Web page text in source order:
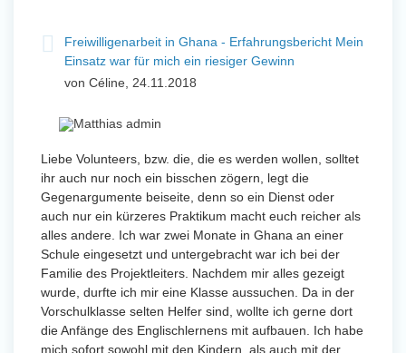
Freiwilligenarbeit in Ghana - Erfahrungsbericht Mein
Einsatz war für mich ein riesiger Gewinn
von Céline, 24.11.2018
Liebe Volunteers, bzw. die, die es werden wollen, solltet
ihr auch nur noch ein bisschen zögern, legt die
Gegenargumente beiseite, denn so ein Dienst oder
auch nur ein kürzeres Praktikum macht euch reicher als
alles andere. Ich war zwei Monate in Ghana an einer
Schule eingesetzt und untergebracht war ich bei der
Familie des Projektleiters. Nachdem mir alles gezeigt
wurde, durfte ich mir eine Klasse aussuchen. Da in der
Vorschulklasse selten Helfer sind, wollte ich gerne dort
die Anfänge des Englischlernens mit aufbauen. Ich habe
mich sofort sowohl mit den Kindern, als auch mit der